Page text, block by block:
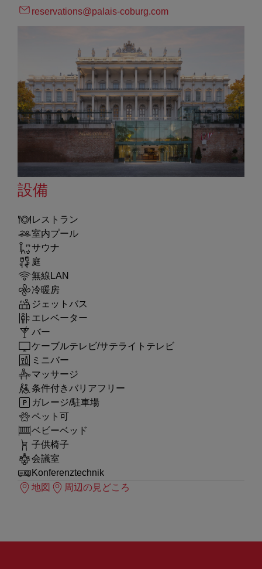
reservations@palais-coburg.com
設備
レストラン
室内プール
サウナ
庭
無線LAN
冷暖房
ジェットバス
エレベーター
バー
ケーブルテレビ/サテライトテレビ
ミニバー
マッサージ
条件付きバリアフリー
ガレージ/駐車場
ペット可
ベビーベッド
子供椅子
会議室
Konferenztechnik
地図
周辺の見どころ